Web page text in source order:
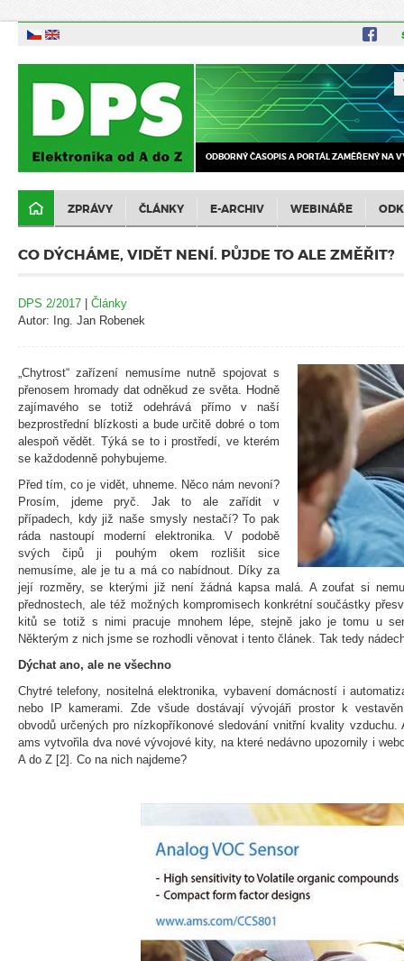
ODBORNÝ ČASOPIS A PORTÁL ZAMĚŘENÝ NA
ZPRÁVY ČLÁNKY E-ARCHIV WEBINÁŘE
CO DÝCHÁME, VIDĚT NENÍ. PŮJDE TO ALE ZMĚŘIT?
DPS 2/2017 | Články
Autor: Ing. Jan Robenek
„Chytrost“ zařízení nemusíme nutně spojovat s
přenosem hromady dat odněkud ze světa. Hodně
zajímavého se totiž odehrává přímo v naší
bezprostřední blízkosti a bude určitě dobré o tom
alespoň vědět. Týká se to i prostředí, ve kterém
se každodenně pohybujeme.
Před tím, co je vidět, uhneme. Něco nám nevoní?
Prosím, jdeme pryč. Jak to ale zařídit v
případech, kdy již naše smysly nestačí? To pak
ráda nastoupí moderní elektronika. V podobě
svých čipů ji pouhým okem rozlišit sice
nemusíme, ale je tu a má co nabídnout. Díky za
její rozměry, se kterými již není žádná kapsa malá. A zoufat si
přednostech, ale též možných kompromisech konkrétní součástky
kitů se totiž s nimi pracuje mnohem lépe, stejně jako je tomu u
Některým z nich jsme se rozhodli věnovat i tento článek. Tak tedy
Dýchat ano, ale ne všechno
Chytré telefony, nositelná elektronika, vybavení domácností i
nebo IP kamerami. Zde všude dostávají vývojáři prostor k
obvodů určených pro nízkopříkonové sledování vnitřní kvality vzduchu.
ams vytvořila dva nové vývojové kity, na které nedávno upozornily i
A do Z [2]. Co na nich najdeme?